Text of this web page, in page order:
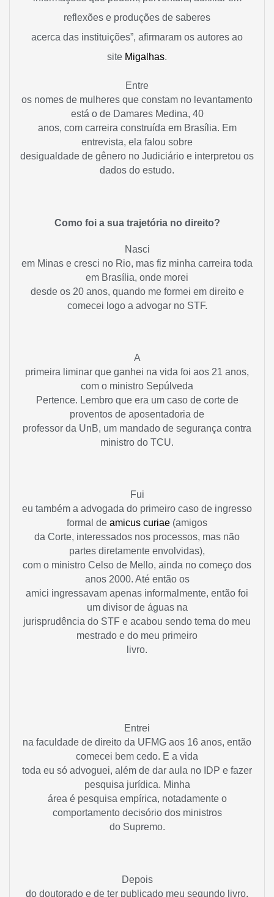
reflexões e produções de saberes
acerca das instituições”, afirmaram os autores ao
site Migalhas.
Entre
os nomes de mulheres que constam no levantamento
está o de Damares Medina, 40
anos, com carreira construída em Brasília. Em
entrevista, ela falou sobre
desigualdade de gênero no Judiciário e interpretou os
dados do estudo.
Como foi a sua trajetória no direito?
Nasci
em Minas e cresci no Rio, mas fiz minha carreira toda
em Brasília, onde morei
desde os 20 anos, quando me formei em direito e
comecei logo a advogar no STF.
A
primeira liminar que ganhei na vida foi aos 21 anos,
com o ministro Sepúlveda
Pertence. Lembro que era um caso de corte de
proventos de aposentadoria de
professor da UnB, um mandado de segurança contra
ministro do TCU.
Fui
eu também a advogada do primeiro caso de ingresso
formal de amicus curiae (amigos
da Corte, interessados nos processos, mas não
partes diretamente envolvidas),
com o ministro Celso de Mello, ainda no começo dos
anos 2000. Até então os
amici ingressavam apenas informalmente, então foi
um divisor de águas na
jurisprudência do STF e acabou sendo tema do meu
mestrado e do meu primeiro
livro.
Entrei
na faculdade de direito da UFMG aos 16 anos, então
comecei bem cedo. E a vida
toda eu só advoguei, além de dar aula no IDP e fazer
pesquisa jurídica. Minha
área é pesquisa empírica, notadamente o
comportamento decisório dos ministros
do Supremo.
Depois
do doutorado e de ter publicado meu segundo livro,